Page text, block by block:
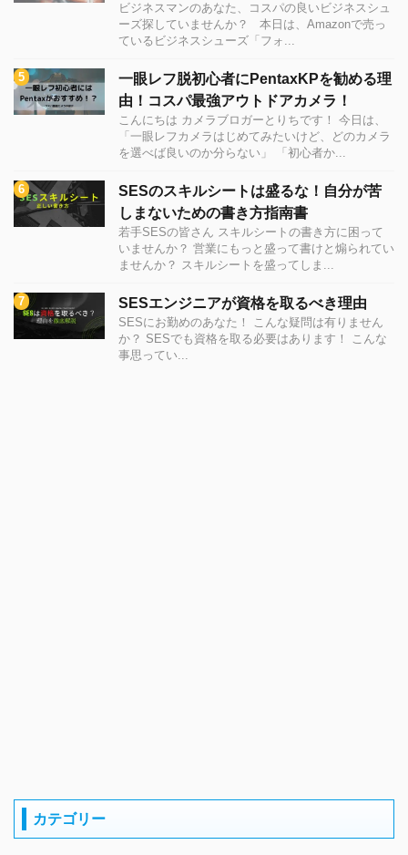
ビジネスマンのあなた、コスパの良いビジネスシュ
ーズ探していませんか？ 本日は、Amazonで売っ
ているビジネスシューズ「フォ...
一眼レフ脱初心者にPentaxKPを勧める理
由！コスパ最強アウトドアカメラ！
こんにちは カメラブロガーとりちです！ 今日は、
「一眼レフカメラはじめてみたいけど、どのカメラ
を選べば良いのか分らない」 「初心者か...
SESのスキルシートは盛るな！自分が苦
しまないための書き方指南書
若手SESの皆さん スキルシートの書き方に困って
いませんか？ 営業にもっと盛って書けと煽られてい
ませんか？ スキルシートを盛ってしま...
SESエンジニアが資格を取るべき理由
SESにお勤めのあなた！ こんな疑問は有りません
か？ SESでも資格を取る必要はあります！ こんな
事思ってい...
カテゴリー